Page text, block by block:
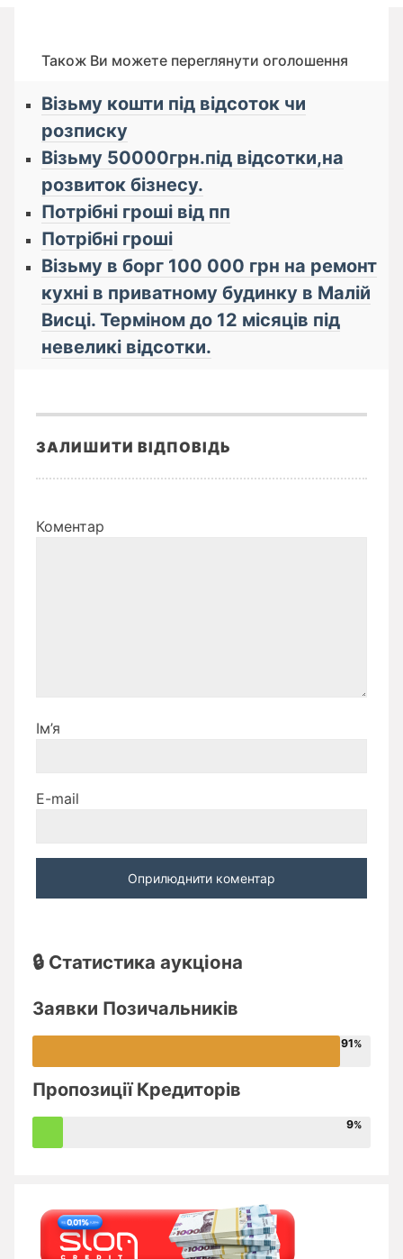
Також Ви можете переглянути оголошення
Візьму кошти під відсоток чи
розписку
Візьму 50000грн.під відсотки,на
розвиток бізнесу.
Потрібні гроші від пп
Потрібні гроші
Візьму в борг 100 000 грн на ремонт
кухні в приватному будинку в Малій
Висці. Терміном до 12 місяців під
невеликі відсотки.
ЗАЛИШИТИ ВІДПОВІДЬ
Коментар
Ім’я
E-mail
🔒 Статистика аукціона
Заявки Позичальників
91
Пропозиції Кредиторів
9